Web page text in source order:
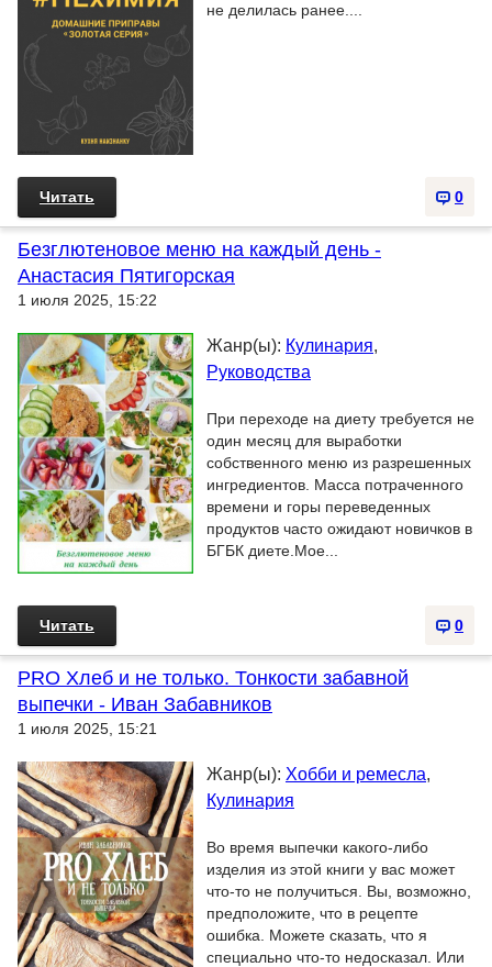
не делилась ранее....
0
Читать
Безглютеновое меню на каждый день -
Анастасия Пятигорская
1 июля 2025, 15:22
Жанр(ы): Кулинария,
Руководства
При переходе на диету требуется не
один месяц для выработки
собственного меню из разрешенных
ингредиентов. Масса потраченного
времени и горы переведенных
продуктов часто ожидают новичков в
БГБК диете.Мое...
0
Читать
PRO Хлеб и не только. Тонкости забавной
выпечки - Иван Забавников
1 июля 2025, 15:21
Жанр(ы): Хобби и ремесла,
Кулинария
Во время выпечки какого-либо
изделия из этой книги у вас может
что-то не получиться. Вы, возможно,
предположите, что в рецепте
ошибка. Можете сказать, что я
специально что-то недосказал. Или